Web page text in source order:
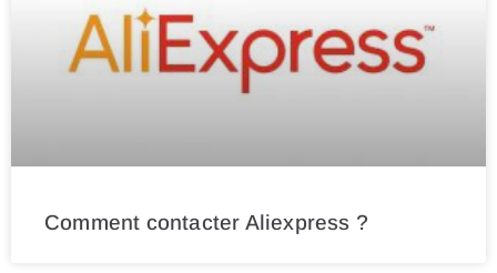
Comment contacter Aliexpress ?